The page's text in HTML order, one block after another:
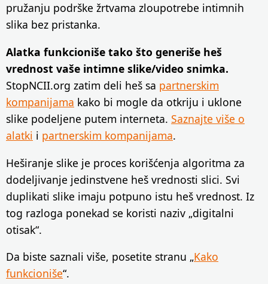
pružanju podrške žrtvama zloupotrebe intimnih
slika bez pristanka.
Alatka funkcioniše tako što generiše heš
vrednost vaše intimne slike/video snimka.
StopNCII.org zatim deli heš sa partnerskim
kompanijama kako bi mogle da otkriju i uklone
slike podeljene putem interneta. Saznajte više o
alatki i partnerskim kompanijama.
Heširanje slike je proces korišćenja algoritma za
dodeljivanje jedinstvene heš vrednosti slici. Svi
duplikati slike imaju potpuno istu heš vrednost. Iz
tog razloga ponekad se koristi naziv „digitalni
otisak“.
Da biste saznali više, posetite stranu „Kako
funkcioniše“.